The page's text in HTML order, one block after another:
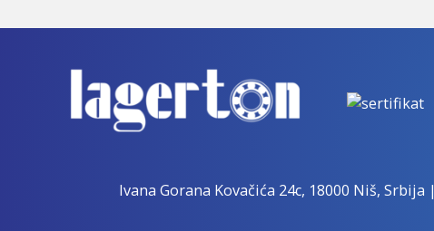
Ivana Gorana Kovačića 24c, 18000 Niš, Srbija |